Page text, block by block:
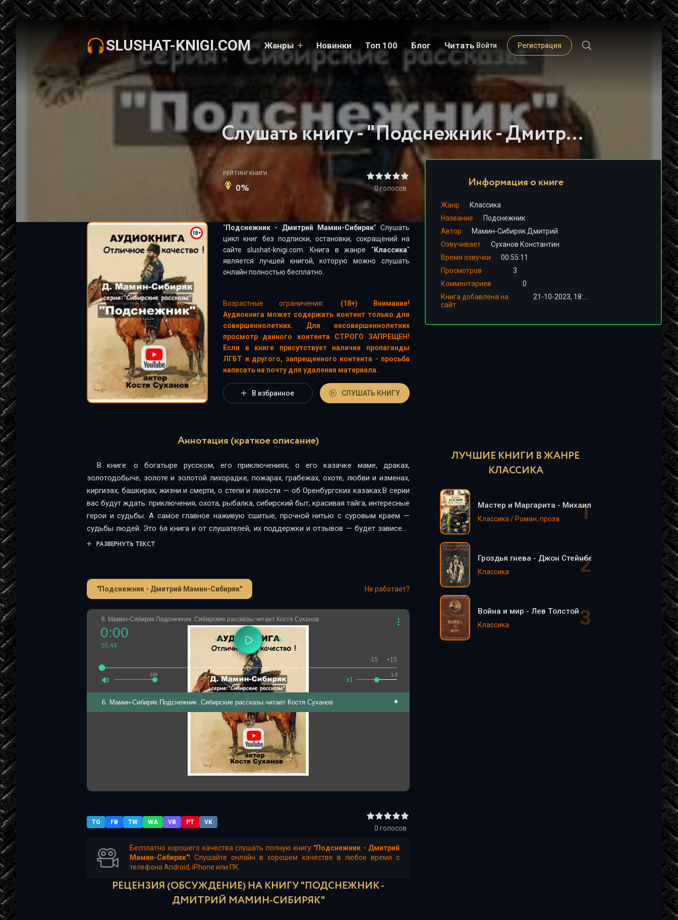
SLUSHAT-KNIGI.COM Жанры Новинки Топ 100 Блог Читать Войти Регистрация
Слушать книгу - "Подснежник - Дмитрий Мамин-Сибиряк"
РЕЙТИНГ КНИГИ
0% 0голосов
" Подснежник - Дмитрий Мамин-Сибиряк" Слушать
цикл книг без подписки, остановки, сокращений на
сайте slushat-knigi.com. Книга в жанре " Классика"
является лучшей книгой, которую можно слушать
онлайн полностью бесплатно.
Возрастные ограничения:
(18+) Внимание!
Аудиокнига может содержать контент только для
совершеннолетних. Для несовершеннолетних
просмотр данного контента СТРОГО ЗАПРЕЩЕН!
Если в книге присутствует наличие пропаганды
ЛГБТ и другого, запрещенного контента - просьба
написать на почту для удаления материала.
В избранное СЛУШАТЬ КНИГУ
Информация о книге
Жанр
Классика
Название
Подснежник
Автор
Мамин-Сибиряк Дмитрий
Озвучивает
Суханов Константин
Время озвучки
00:55:11
Просмотров
3
Комментариев
0
Книга добавлена на
сайт
Аннотация (краткое описание)
В книге: о богатыре русском, его приключениях, о его казачке маме, драках,
золотодобыче, золоте и золотой лихорадке, пожарах, грабежах, охоте, любви и изменах,
киргизах, башкирах, жизни и смерти, о степи и лихости — об Оренбургских казаках.В серии
вас будут ждать: приключения, охота, рыбалка, сибирский быт, красивая тайга, интересные
герои и судьбы. А самое главное наживую сшитые, прочной нитью с суровым краем —
судьбы людей. Это 6я книга и от слушателей, их поддержки и отзывов — будет зависеть
продолжение серии.
РАЗВЕРНУТЬ ТЕКСТ
"Подснежник - Дмитрий Мамин-Сибиряк" Не работает?
6. Мамин-Сибиряк.Подснежник .Сибирские рассказы.читает Костя Суханов
100
0:00
55:44
1.0
x1
-15 +15
6. Мамин-Сибиряк.Подснежник .Сибирские рассказы.читает Костя Суханов
TG FB TW WA VB PT VK
0 голосов
Бесплатно хорошего качества слушать полную книгу "Подснежник - Дмитрий
Мамин-Сибиряк"! Слушайте онлайн в хорошем качестве в любое время с
телефона Android, iPhone или ПК.
РЕЦЕНЗИЯ (ОБСУЖДЕНИЕ) НА КНИГУ "ПОДСНЕЖНИК -
ДМИТРИЙ МАМИН-СИБИРЯК"
ЛУЧШИЕ КНИГИ В ЖАНРЕ
КЛАССИКА
Мастер и Маргарита - Михаил Булгаков
Классика / Роман, проза
Гроздья гнева - Джон Стейнбек
Классика
Война и мир - Лев Толстой
Классика